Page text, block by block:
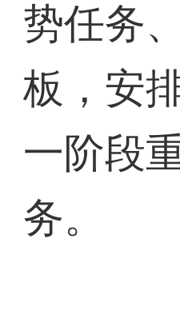
势任务
板，安
一阶段
务。